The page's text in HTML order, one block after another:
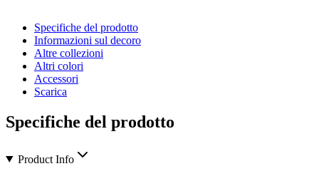
Specifiche del prodotto
Informazioni sul decoro
Altre collezioni
Altri colori
Accessori
Scarica
Specifiche del prodotto
Product Info